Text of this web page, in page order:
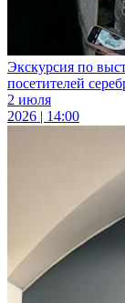
Экскурсия по
посетителей
2 июля
2026 | 14:00